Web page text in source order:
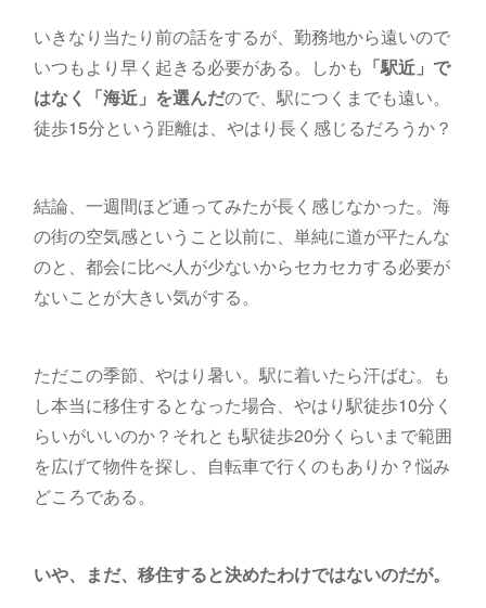
いきなり当たり前の話をするが、勤務地から遠いので
いつもより早く起きる必要がある。しかも 「駅近」で
はなく「海近」を選んだので、駅につくまでも遠い。
徒歩15分という距離は、やはり長く感じるだろうか？
結論、一週間ほど通ってみたが長く感じなかった。海
の街の空気感ということ以前に、単純に道が平たんな
のと、都会に比べ人が少ないからセカセカする必要が
ないことが大きい気がする。
ただこの季節、やはり暑い。駅に着いたら汗ばむ。も
し本当に移住するとなった場合、やはり駅徒歩10分く
らいがいいのか？それとも駅徒歩20分くらいまで範囲
を広げて物件を探し、自転車で行くのもありか？悩み
どころである。
いや、まだ、移住すると決めたわけではないのだが。